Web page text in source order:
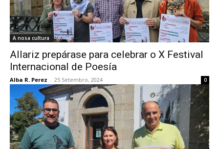
A nosa cultura
Allariz prepárase para celebrar o X Festival
Internacional de Poesía
Alba R. Perez - 25 Setembro, 2024 0